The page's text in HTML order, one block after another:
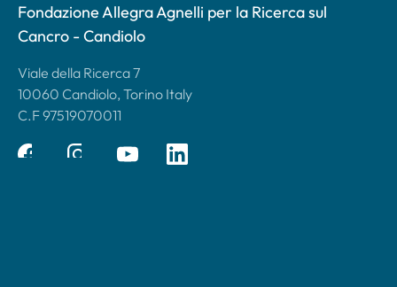
Fondazione Allegra Agnelli per la Ricerca sul
Cancro - Candiolo
Viale della Ricerca 7
10060 Candiolo, Torino Italy
C.F 97519070011